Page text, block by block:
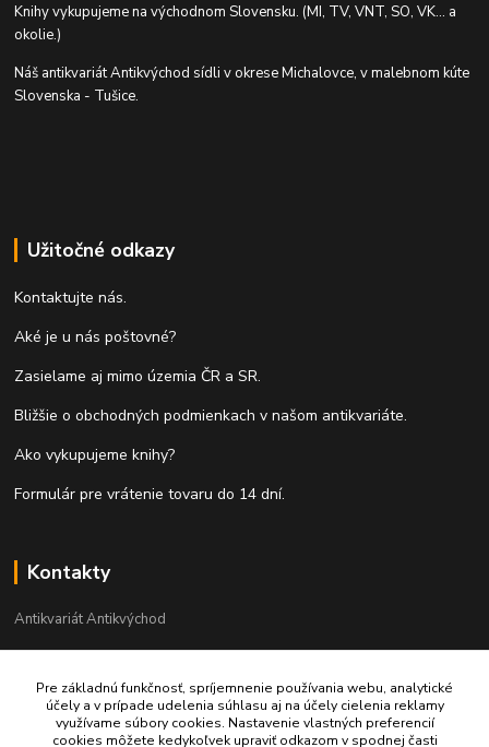
Knihy vykupujeme na východnom Slovensku. (MI, TV, VNT, SO, VK... a
okolie.)
Náš antikvariát Antikvýchod sídli v okrese Michalovce, v malebnom kúte
Slovenska - Tušice.
Užitočné odkazy
Kontaktujte nás.
Aké je u nás poštovné?
Zasielame aj mimo územia ČR a SR.
Bližšie o obchodných podmienkach v našom antikvariáte.
Ako vykupujeme knihy?
Formulár pre vrátenie tovaru do 14 dní.
Kontakty
Antikvariát Antikvýchod
antikvariat@antikvychod.sk
Pre základnú funkčnosť, spríjemnenie používania webu, analytické
účely a v prípade udelenia súhlasu aj na účely cielenia reklamy
využívame súbory cookies. Nastavenie vlastných preferencií
cookies môžete kedykoľvek upraviť odkazom v spodnej časti